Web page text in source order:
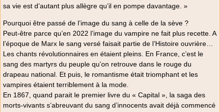
sa vie est d’autant plus allègre qu’il en pompe davantage. »
Pourquoi être passé de l’image du sang à celle de la sève ?
Peut-être parce qu’en 2022 l’image du vampire ne fait plus recette. A
l’époque de Marx le sang versé faisait partie de l’Histoire ouvrière…
Les chants révolutionnaires en étaient pleins. En France, c’est le
sang des martyrs du peuple qu’on retrouve dans le rouge du
drapeau national. Et puis, le romantisme était triomphant et les
vampires étaient terriblement à la mode.
En 1867, quand parait le premier livre du « Capital », la saga des
morts-vivants s’abreuvant du sang d’innocents avait déjà commencé